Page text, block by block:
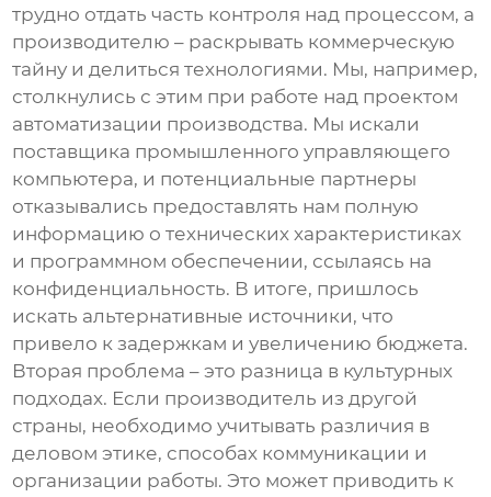
трудно отдать часть контроля над процессом, а
производителю – раскрывать коммерческую
тайну и делиться технологиями. Мы, например,
столкнулись с этим при работе над проектом
автоматизации производства. Мы искали
поставщика промышленного управляющего
компьютера, и потенциальные партнеры
отказывались предоставлять нам полную
информацию о технических характеристиках
и программном обеспечении, ссылаясь на
конфиденциальность. В итоге, пришлось
искать альтернативные источники, что
привело к задержкам и увеличению бюджета.
Вторая проблема – это разница в культурных
подходах. Если производитель из другой
страны, необходимо учитывать различия в
деловом этике, способах коммуникации и
организации работы. Это может приводить к